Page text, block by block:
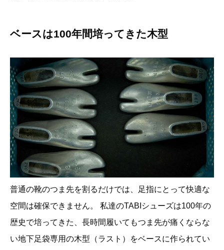
ベースは100年間培ってきた木型
普通の靴のつま先を割るだけでは、足指にとって快適な
空間は確保できません。 私達のTABIシューズは100年の
歴史で培ってきた、長時間履いてもつま先が痛くならな
い地下足袋専用の木型（ラスト）をベースに作られてい